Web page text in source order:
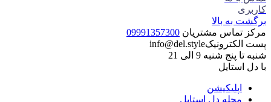
کاربری
برگشت به بالا
مرکز تماس مشتریان 09991357300
پست الکترونیکinfo@del.style
شنبه تا پنج شنبه 9 الی 21
با دل استایل
اپلیکیشن
مجله دل استایل